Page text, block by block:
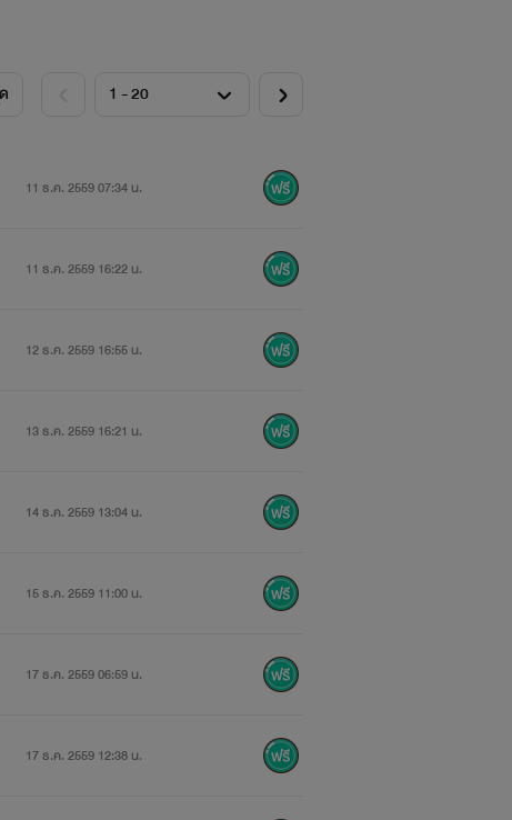
หนี
มา
11 ธ.ค. 2559 07:34 น.
11 ธ.ค. 2559 16:22 น.
12 ธ.ค. 2559 16:55 น.
13 ธ.ค. 2559 16:21 น.
14 ธ.ค. 2559 13:04 น.
15 ธ.ค. 2559 11:00 น.
17 ธ.ค. 2559 06:59 น.
17 ธ.ค. 2559 12:38 น.